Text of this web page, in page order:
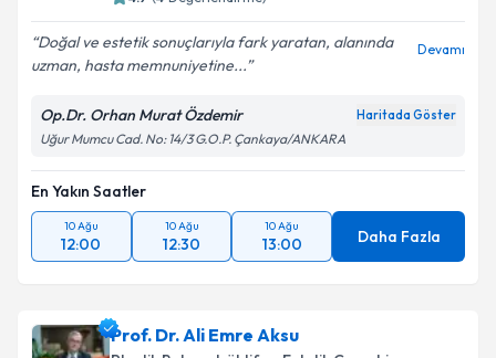
Doğal ve estetik sonuçlarıyla fark yaratan, alanında
uzman, hasta memnuniyetine...
Devamı
Op.Dr. Orhan Murat Özdemir Haritada Göster
Uğur Mumcu Cad. No: 14/3 G.O.P. Çankaya/ANKARA
En Yakın Saatler
10 Ağu
12:00
10 Ağu
12:30
10 Ağu
13:00 Daha Fazla
Prof. Dr. Ali Emre Aksu